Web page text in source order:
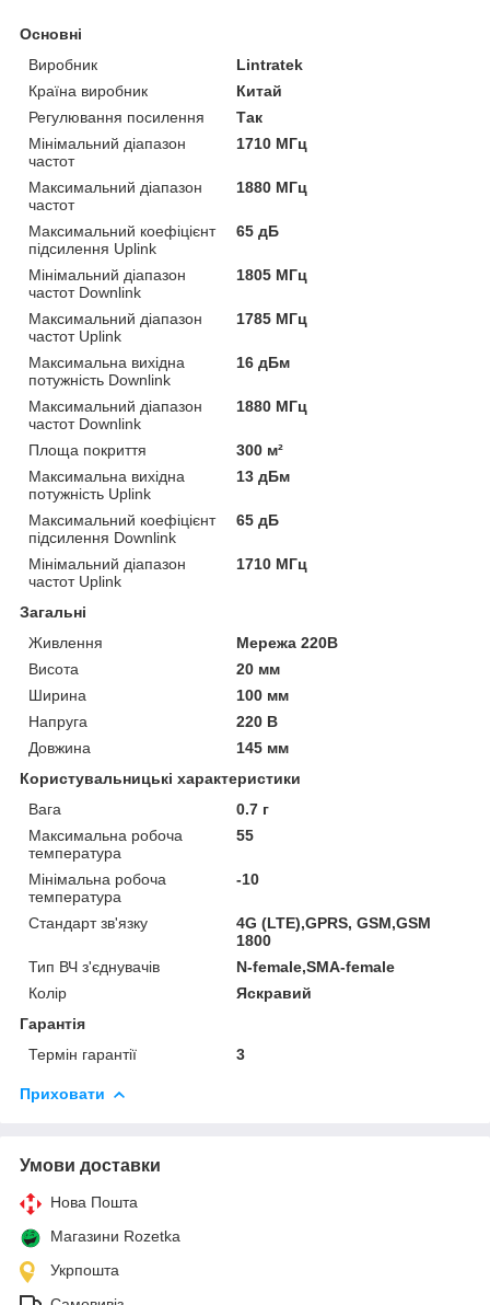
Основні
Виробник
Lintratek
Країна виробник
Китай
Регулювання посилення
Так
Мінімальний діапазон
частот
1710 МГц
Максимальний діапазон
частот
1880 МГц
Максимальний коефіцієнт
підсилення Uplink
65 дБ
Мінімальний діапазон
частот Downlink
1805 МГц
Максимальний діапазон
частот Uplink
1785 МГц
Максимальна вихідна
потужність Downlink
16 дБм
Максимальний діапазон
частот Downlink
1880 МГц
Площа покриття
300 м²
Максимальна вихідна
потужність Uplink
13 дБм
Максимальний коефіцієнт
підсилення Downlink
65 дБ
Мінімальний діапазон
частот Uplink
1710 МГц
Загальні
Живлення
Мережа 220В
Висота
20 мм
Ширина
100 мм
Напруга
220 В
Довжина
145 мм
Користувальницькі характеристики
Вага
0.7 г
Максимальна робоча
температура
55
Мінімальна робоча
температура
-10
Стандарт зв'язку
4G (LTE),GPRS, GSM,GSM
1800
Тип ВЧ з'єднувачів
N-female,SMA-female
Колір
Яскравий
Гарантія
Термін гарантії
3
Приховати
Умови доставки
Нова Пошта
Магазини Rozetka
Укрпошта